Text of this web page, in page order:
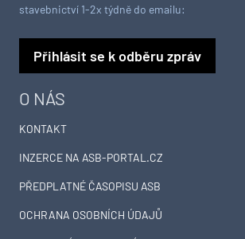
O NÁS
KONTAKT
INZERCE NA ASB-PORTAL.CZ
PŘEDPLATNÉ ČASOPISU ASB
OCHRANA OSOBNÍCH ÚDAJŮ
stavebnictví 1-2x týdně do emailu:
Přihlásit se k odběru zpráv